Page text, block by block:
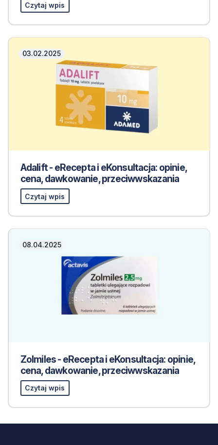
Czytaj wpis
03.02.2025
Adalift - eRecepta i eKonsultacja: opinie,
cena, dawkowanie, przeciwwskazania
Czytaj wpis
08.04.2025
Zolmiles - eRecepta i eKonsultacja: opinie,
cena, dawkowanie, przeciwwskazania
Czytaj wpis